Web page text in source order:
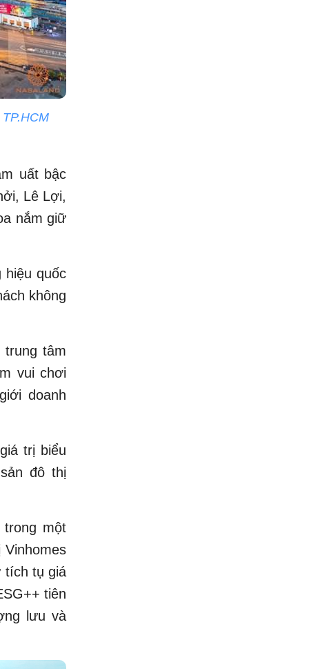
uất bậc
Lê Lợi,
nắm giữ
hiệu quốc
không
trung tâm
vui chơi
doanh
trị biểu
đô thị
một
Vinhomes
tích tụ giá
tiên
lưu và